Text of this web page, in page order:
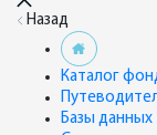
Назад
Каталог
Базы данных